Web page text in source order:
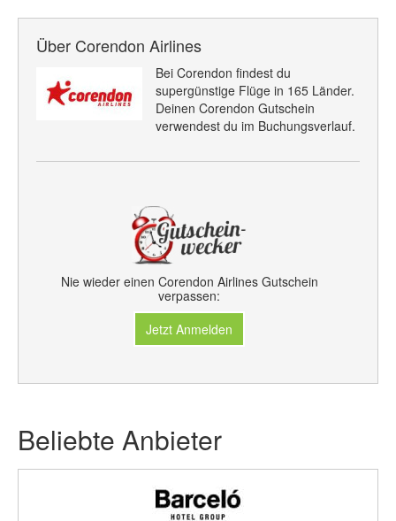
Über Corendon Airlines
Bei Corendon findest du
supergünstige Flüge in 165 Länder.
Deinen Corendon Gutschein
verwendest du im Buchungsverlauf.
Nie wieder einen Corendon Airlines Gutschein
verpassen:
Jetzt Anmelden
Beliebte Anbieter